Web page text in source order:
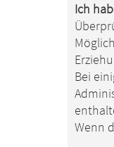
Ich
Bei
Wenn